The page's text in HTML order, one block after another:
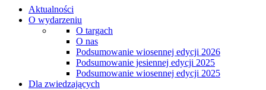
Aktualności
O wydarzeniu
O targach
O nas
Podsumowanie wiosennej edycji 2026
Podsumowanie jesiennej edycji 2025
Podsumowanie wiosennej edycji 2025
Dla zwiedzających